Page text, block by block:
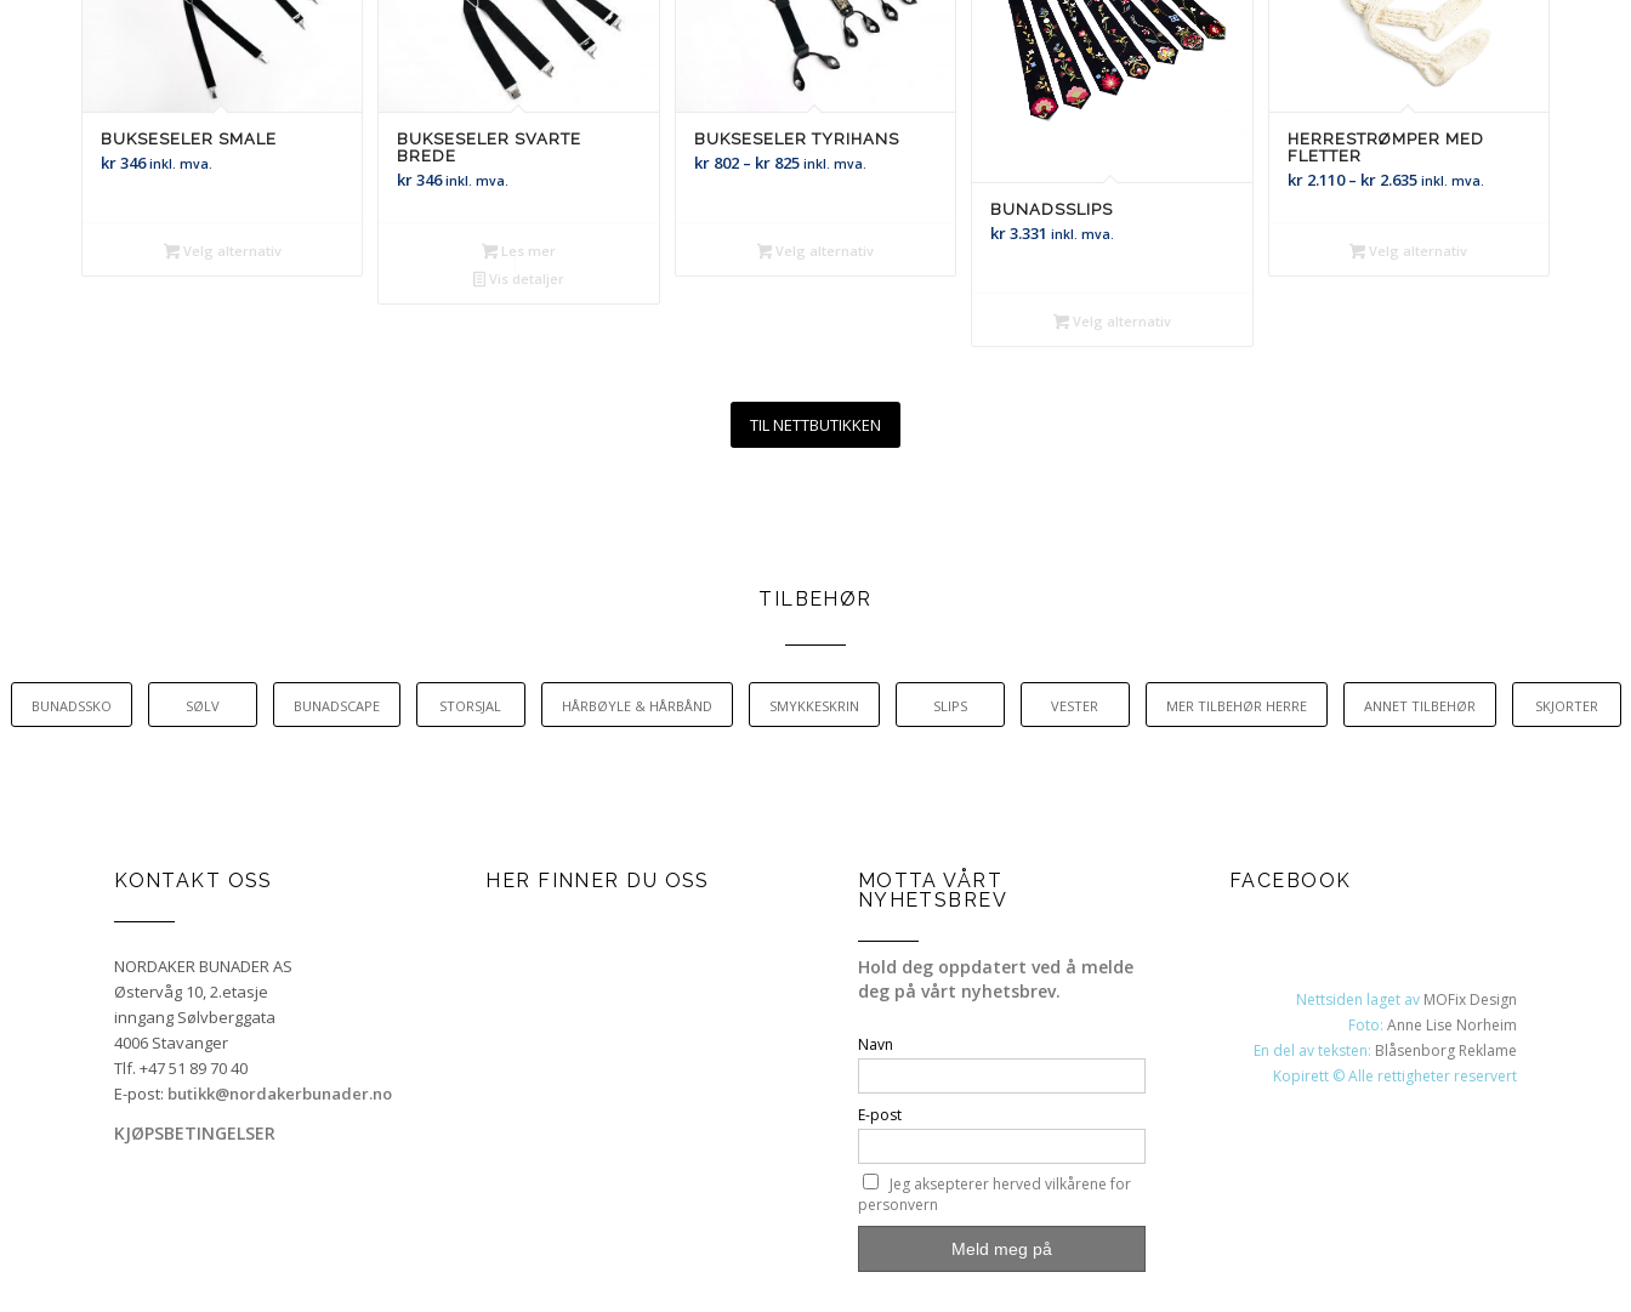
BUKSESELER SMALE
kr346 inkl. mva.
Velg alternativ
BUKSESELER SVARTE
BREDE
kr346 inkl. mva.
Les mer
Vis detaljer
BUKSESELER TYRIHANS
kr802 – kr825Prisområde:
kr 825
inkl. mva.
Velg alternativ
BUNADSSLIPS
kr3.331 inkl. mva.
Velg alternativ
HERRESTRØMPER MED
FLETTER
kr2.110 – kr2.635Prisområde:
inkl. mva.
Velg alternativ
TIL NETTBUTIKKEN
TILBEHØR
BUNADSSKO SØLV BUNADSCAPE STORSJAL HÅRBØYLE & HÅRBÅND SMYKKESKRIN SLIPS VESTER MER TILBEHØR HERRE ANNET TILBEHØR SKJORTER
KONTAKT OSS
NORDAKER BUNADER AS
Østervåg 10, 2.etasje
inngang Sølvberggata
4006 Stavanger
Tlf. +47 51 89 70 40
E-post: butikk@nordakerbunader.no
KJØPSBETINGELSER
HER FINNER DU OSS
MOTTA VÅRT
NYHETSBREV
Hold deg oppdatert ved å melde
deg på vårt nyhetsbrev.
Navn
E-post
Jeg aksepterer herved vilkårene for
personvern
FACEBOOK
Nettsiden laget av MOFix Design
Foto: Anne Lise Norheim
En del av teksten: Blåsenborg Reklame
Kopirett © Alle rettigheter reservert